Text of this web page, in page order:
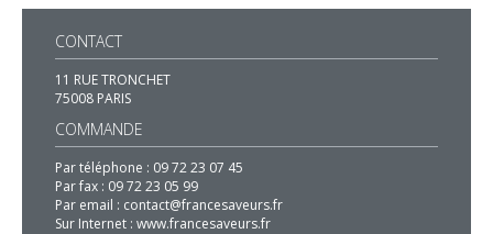
CONTACT
11 RUE TRONCHET
75008 PARIS
COMMANDE
Par téléphone : 09 72 23 07 45
Par fax : 09 72 23 05 99
Par email : contact@francesaveurs.fr
Sur Internet : www.francesaveurs.fr